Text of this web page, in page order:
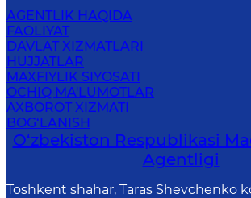
AGENTLIK HAQIDA
FAOLIYAT
DAVLAT XIZMATLARI
HUJJATLAR
MAXFIYLIK SIYOSATI
OCHIQ MA'LUMOTLAR
AXBOROT XIZMATI
BOG‘LANISH
O‘zbekiston Respublikasi
Agentligi
Toshkent shahar, Taras Shevchenko